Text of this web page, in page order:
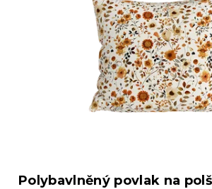
Polybavlněný povlak na